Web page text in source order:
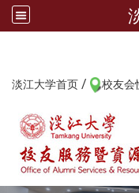
淡江大学首页 / 校友会